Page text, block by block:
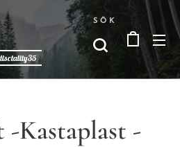
SÖK
-Kastaplast -